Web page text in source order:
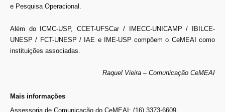
e Pesquisa Operacional.
Além do ICMC-USP, CCET-UFSCar / IMECC-UNICAMP / IBILCE-
UNESP / FCT-UNESP / IAE e IME-USP compõem o CeMEAI como
instituições associadas.
Raquel Vieira – Comunicação CeMEAI
Mais informações
Assessoria de Comunicação do CeMEAI: (16) 3373-6609